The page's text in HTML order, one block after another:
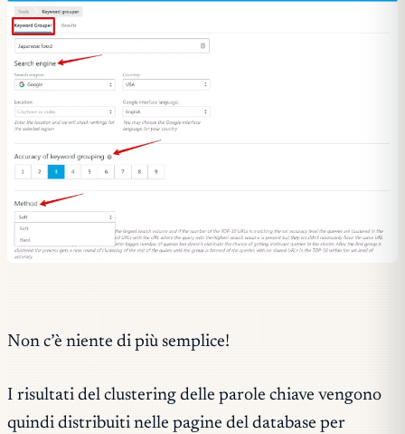
Non c’è niente di più semplice!
I risultati del clustering delle parole chiave vengono
quindi distribuiti nelle pagine del database per